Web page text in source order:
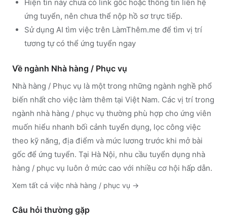
Hiện tin này chưa có link gốc hoặc thông tin liên hệ
ứng tuyển, nên chưa thể nộp hồ sơ trực tiếp.
Sử dụng AI tìm việc trên LàmThêm.me để tìm vị trí
tương tự có thể ứng tuyển ngay
Về ngành Nhà hàng / Phục vụ
Nhà hàng / Phục vụ là một trong những ngành nghề phổ
biến nhất cho việc làm thêm tại Việt Nam. Các vị trí trong
ngành nhà hàng / phục vụ thường phù hợp cho ứng viên
muốn hiểu nhanh bối cảnh tuyển dụng, lọc công việc
theo kỹ năng, địa điểm và mức lương trước khi mở bài
gốc để ứng tuyển. Tại Hà Nội, nhu cầu tuyển dụng nhà
hàng / phục vụ luôn ở mức cao với nhiều cơ hội hấp dẫn.
Xem tất cả việc nhà hàng / phục vụ →
Câu hỏi thường gặp